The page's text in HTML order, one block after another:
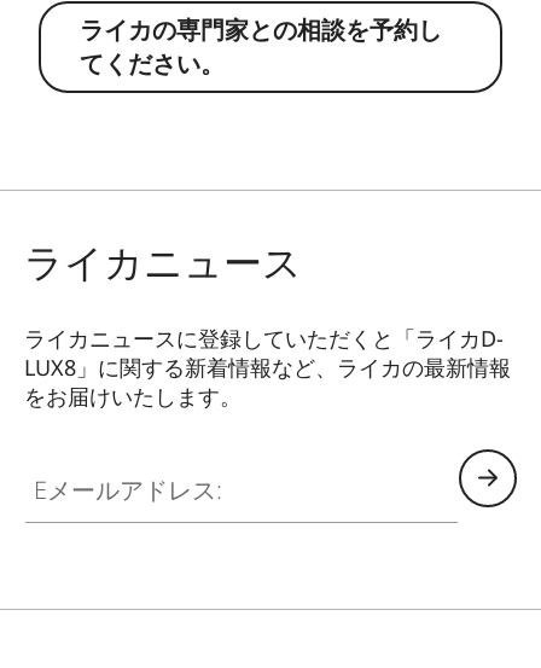
ライカの専門家との相談を予約し
てください。
ライカニュース
ライカニュースに登録していただくと「ライカD-
LUX8」に関する新着情報など、ライカの最新情報
をお届けいたします。